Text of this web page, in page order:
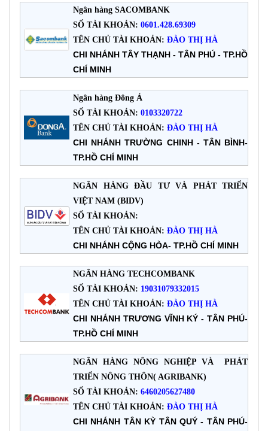
Ngân hàng SACOMBANK
SỐ TÀI KHOẢN: 0601.428.69309
TÊN CHỦ TÀI KHOẢN: ĐÀO THỊ HÀ
CHI NHÁNH TÂY THẠNH - TÂN PHÚ - TP.HỒ
CHÍ MINH
Ngân hàng Đông Á
SỐ TÀI KHOẢN: 0103320722
TÊN CHỦ TÀI KHOẢN: ĐÀO THỊ HÀ
CHI NHÁNH TRƯỜNG CHINH - TÂN BÌNH-
TP.HỒ CHÍ MINH
NGÂN HÀNG ĐẦU TƯ VÀ PHÁT TRIỂN
VIỆT NAM (BIDV)
SỐ TÀI KHOẢN:
TÊN CHỦ TÀI KHOẢN: ĐÀO THỊ HÀ
CHI NHÁNH CỘNG HÒA- TP.HỒ CHÍ MINH
NGÂN HÀNG TECHCOMBANK
SỐ TÀI KHOẢN: 19031079332015
TÊN CHỦ TÀI KHOẢN: ĐÀO THỊ HÀ
CHI NHÁNH TRƯƠNG VĨNH KÝ - TÂN PHÚ-
TP.HỒ CHÍ MINH
NGÂN HÀNG NÔNG NGHIỆP VÀ PHÁT
TRIỂN NÔNG THÔN( AGRIBANK)
SỐ TÀI KHOẢN: 6460205627480
TÊN CHỦ TÀI KHOẢN: ĐÀO THỊ HÀ
CHI NHÁNH TÂN KỲ TÂN QUÝ - TÂN PHÚ-